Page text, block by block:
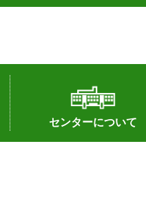
センターについて
所長あいさつ
組織（各部署へのリンク）
アクセス
沿革
所内の施設配置図